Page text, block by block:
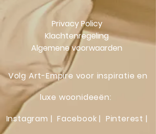
Privacy Policy
Klachtenregeling
Algemene voorwaarden
Volg Art-Empire voor inspiratie en
luxe woonideeën:
Instagram |Facebook | Pinterest |